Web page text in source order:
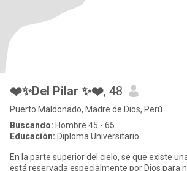
❤️✨Del Pilar ✨❤️, 48
Puerto Maldonado, Madre de Dios, Perú
Buscando: Hombre 45 - 65
Educación: Diploma Universitario
En la parte superior del cielo, se que existe una pequeña estrella,
está reservada especialmente por Dios para